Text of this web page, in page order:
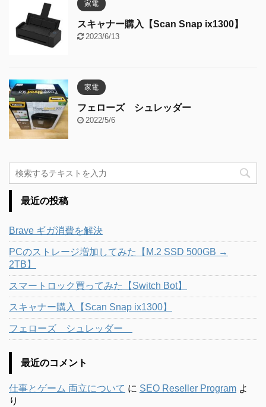
家電
スキャナー購入【Scan Snap ix1300】
2023/6/13
家電
フェローズ シュレッダー
2022/5/6
最近の投稿
Brave ギガ消費を解決
PCのストレージ増加してみた【M.2 SSD 500GB →
2TB】
スマートロック買ってみた【Switch Bot】
スキャナー購入【Scan Snap ix1300】
フェローズ シュレッダー
最近のコメント
仕事とゲーム 両立について に SEO Reseller Program よ
り